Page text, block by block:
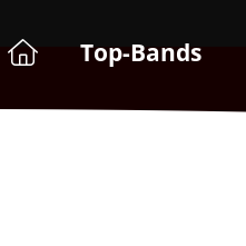
Top-Bands